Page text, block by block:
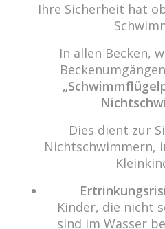
cabrio Senden - das Bad
Bulderner Str. 15
48308 Senden
Tel.: 0049 (0) 2597 - 93
Internet:
Wir freuen uns auf
Haben Sie Fragen? Wir
Ihre Sicherheit hat
In allen Becken,
Dies dient zur
Nichtschwimmern,
Kinder, die nicht
sind im Wasser